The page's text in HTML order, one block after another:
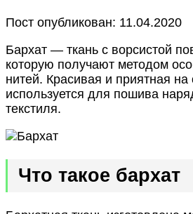
Пост опубликован: 11.04.2020
Бархат — ткань с ворсистой
которую получают методом
нитей. Красивая и приятная
используется для пошива
текстиля.
Что такое бархат